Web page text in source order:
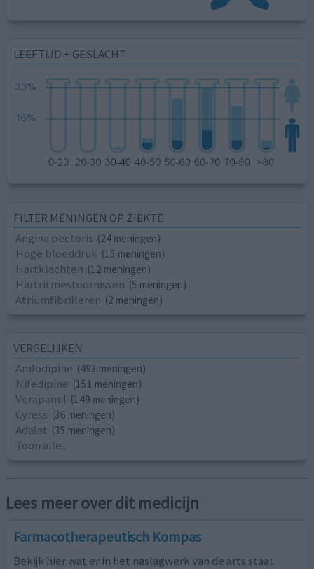
LEEFTIJD + GESLACHT
FILTER MENINGEN OP ZIEKTE
Angina pectoris (24 meningen)
Hoge bloeddruk (15 meningen)
Hartklachten (12 meningen)
Hartritmestoornissen (5 meningen)
Atriumfibrilleren (2 meningen)
VERGELIJKEN
Amlodipine (493 meningen)
Nifedipine (151 meningen)
Verapamil (149 meningen)
Cyress (36 meningen)
Adalat (35 meningen)
Toon alle...
Lees meer over dit medicijn
Farmacotherapeutisch Kompas
Bekijk hier wat er in het naslagwerk van de arts staat